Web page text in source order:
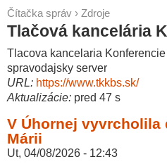
Čítačka správ › Zdroje
Tlačová kancelária
Tlacova kancelaria
spravodajsky server
URL: https://www.tkkbs.sk/
Aktualizácie: pred 47 s
V Úhornej vyvrcholila
Márii
Ut, 04/08/2026 - 12:43